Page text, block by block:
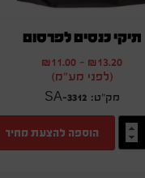
תיקי כנסים לפרסום
₪13.20
-
₪11.00
(לפני מע"מ)
SA-3312
הוספה להצעת מחיר